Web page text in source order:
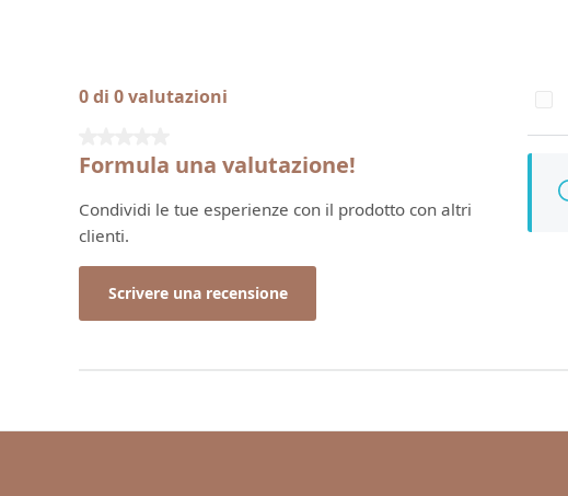
0 di 0 valutazioni
Formula una valutazione!
Condividi le tue esperienze con il prodotto con altri
clienti.
Scrivere una recensione